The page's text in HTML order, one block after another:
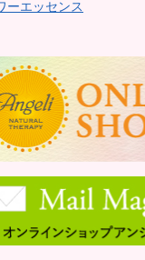
ーエッセンス